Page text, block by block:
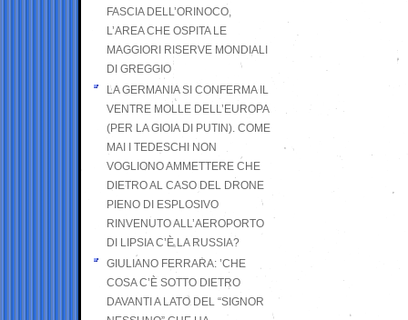
FASCIA DELL’ORINOCO,
L’AREA CHE OSPITA LE
MAGGIORI RISERVE MONDIALI
DI GREGGIO
LA GERMANIA SI CONFERMA IL
VENTRE MOLLE DELL’EUROPA
(PER LA GIOIA DI PUTIN). COME
MAI I TEDESCHI NON
VOGLIONO AMMETTERE CHE
DIETRO AL CASO DEL DRONE
PIENO DI ESPLOSIVO
RINVENUTO ALL’AEROPORTO
DI LIPSIA C’È LA RUSSIA?
GIULIANO FERRARA: ’CHE
COSA C’È SOTTO DIETRO
DAVANTI A LATO DEL “SIGNOR